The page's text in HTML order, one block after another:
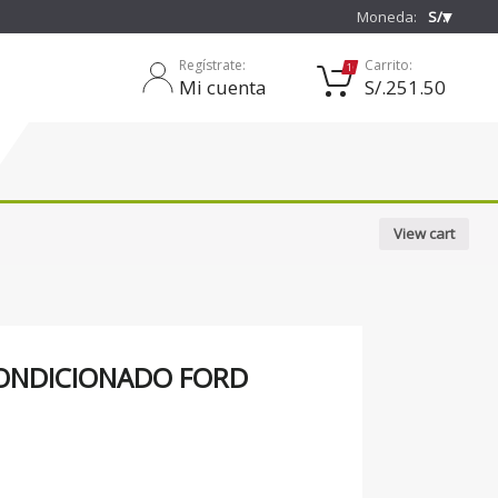
Moneda: S/.
Regístrate:
Mi cuenta
Carrito:
1
S/.251.50
View cart
FORD